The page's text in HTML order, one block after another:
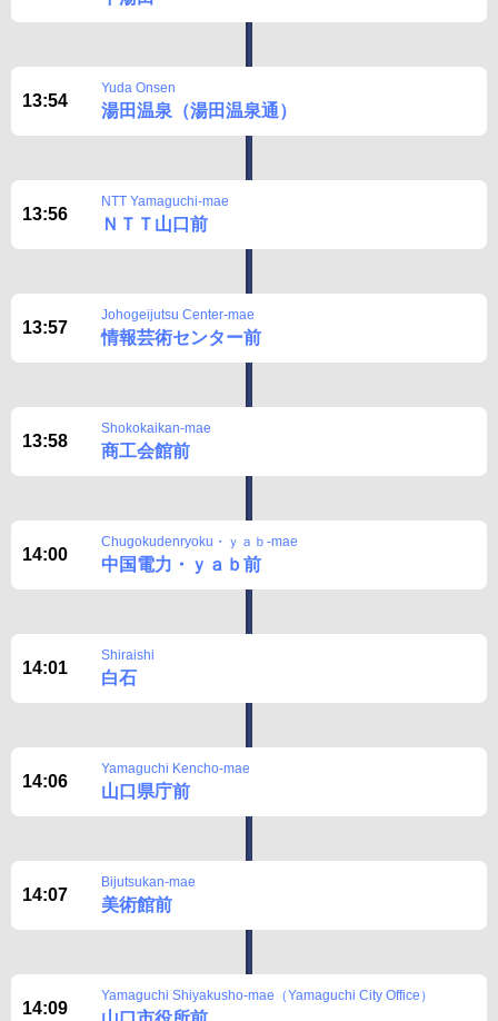
13:54
Yuda Onsen
湯田温泉（湯田温泉通）
13:56
NTT Yamaguchi-mae
ＮＴＴ山口前
13:57
Johogeijutsu Center-mae
情報芸術センター前
13:58
Shokokaikan-mae
商工会館前
14:00
Chugokudenryoku・ｙａｂ-mae
中国電力・ｙａｂ前
14:01
Shiraishi
白石
14:06
Yamaguchi Kencho-mae
山口県庁前
14:07
Bijutsukan-mae
美術館前
14:09
Yamaguchi Shiyakusho-mae（Yamaguchi City Office）